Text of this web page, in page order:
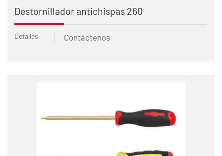
Destornillador antichispas 260
Detalles Contáctenos